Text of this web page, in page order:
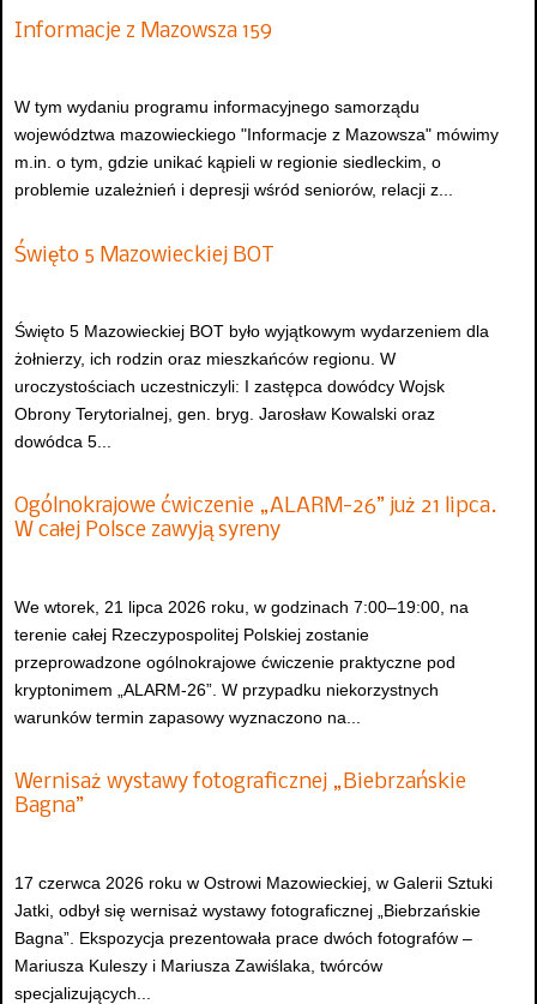
Informacje z Mazowsza 159
W tym wydaniu programu informacyjnego samorządu
województwa mazowieckiego "Informacje z Mazowsza" mówimy
m.in. o tym, gdzie unikać kąpieli w regionie siedleckim, o
problemie uzależnień i depresji wśród seniorów, relacji z...
Święto 5 Mazowieckiej BOT
Święto 5 Mazowieckiej BOT było wyjątkowym wydarzeniem dla
żołnierzy, ich rodzin oraz mieszkańców regionu. W
uroczystościach uczestniczyli: I zastępca dowódcy Wojsk
Obrony Terytorialnej, gen. bryg. Jarosław Kowalski oraz
dowódca 5...
Ogólnokrajowe ćwiczenie „ALARM-26” już 21 lipca.
W całej Polsce zawyją syreny
We wtorek, 21 lipca 2026 roku, w godzinach 7:00–19:00, na
terenie całej Rzeczypospolitej Polskiej zostanie
przeprowadzone ogólnokrajowe ćwiczenie praktyczne pod
kryptonimem „ALARM-26”. W przypadku niekorzystnych
warunków termin zapasowy wyznaczono na...
Wernisaż wystawy fotograficznej „Biebrzańskie
Bagna”
17 czerwca 2026 roku w Ostrowi Mazowieckiej, w Galerii Sztuki
Jatki, odbył się wernisaż wystawy fotograficznej „Biebrzańskie
Bagna”. Ekspozycja prezentowała prace dwóch fotografów –
Mariusza Kuleszy i Mariusza Zawiślaka, twórców
specjalizujących...